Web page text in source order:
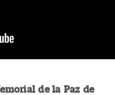
de la Paz de